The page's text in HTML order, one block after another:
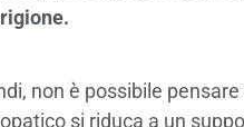
non è possibile pensare
si riduca a un